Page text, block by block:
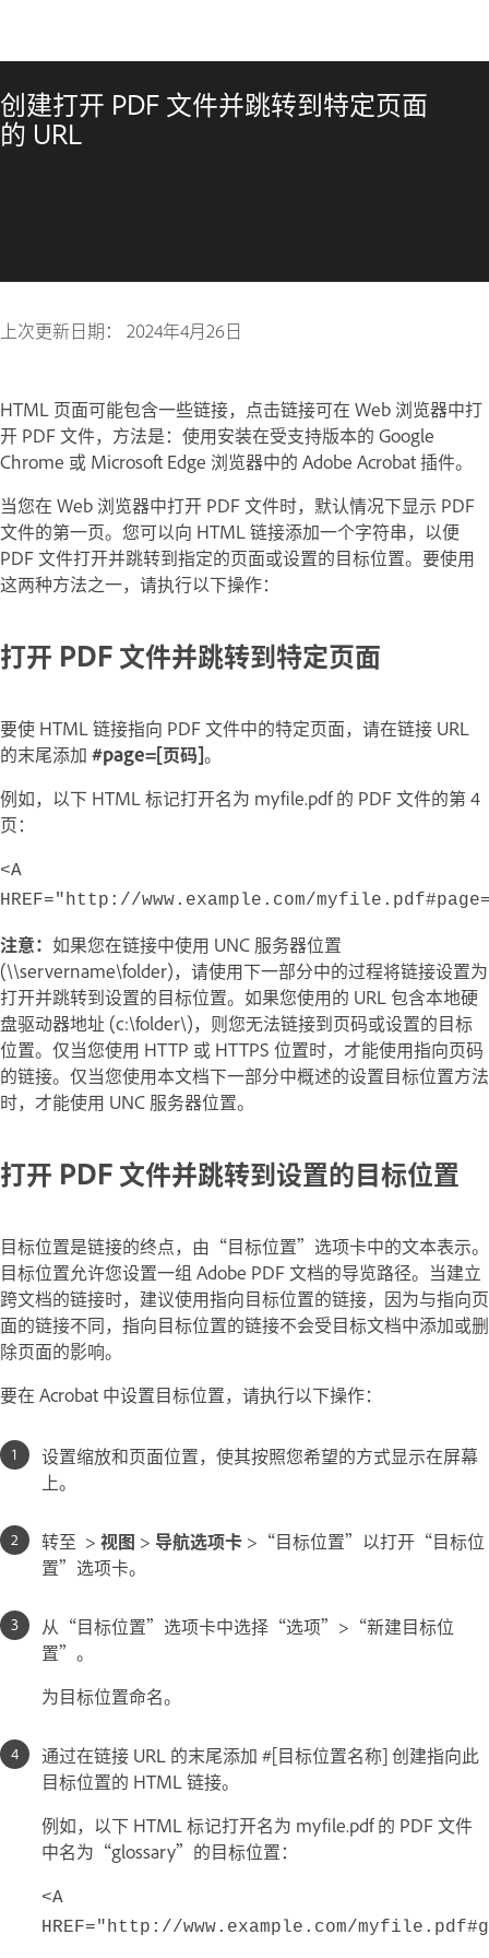
创建打开 PDF 文件并跳转到特定页面
的 URL
上次更新日期： 2024年4月26日
HTML 页面可能包含一些链接，点击链接可在 Web 浏览器中打
开 PDF 文件，方法是：使用安装在受支持版本的 Google
Chrome 或 Microsoft Edge 浏览器中的 Adobe Acrobat 插件。
当您在 Web 浏览器中打开 PDF 文件时，默认情况下显示 PDF
文件的第一页。您可以向 HTML 链接添加一个字符串，以便
PDF 文件打开并跳转到指定的页面或设置的目标位置。要使用
这两种方法之一，请执行以下操作：
打开 PDF 文件并跳转到特定页面
要使 HTML 链接指向 PDF 文件中的特定页面，请在链接 URL
的末尾添加 #page=[页码]。
例如，以下 HTML 标记打开名为 myfile.pdf 的 PDF 文件的第 4
页：
<A
HREF="http://www.example.com/
注意： 如果您在链接中使用 UNC 服务器位置
(\\servername\folder)，请使用下一部分中的过程将链接设置为
打开并跳转到设置的目标位置。如果您使用的 URL 包含本地硬
盘驱动器地址 (c:\folder\)，则您无法链接到页码或设置的目标
位置。仅当您使用 HTTP 或 HTTPS 位置时，才能使用指向页码
的链接。仅当您使用本文档下一部分中概述的设置目标位置方法
时，才能使用 UNC 服务器位置。
打开 PDF 文件并跳转到设置的目标位置
目标位置是链接的终点，由“目标位置”选项卡中的文本表示。
目标位置允许您设置一组 Adobe PDF 文档的导览路径。当建立
跨文档的链接时，建议使用指向目标位置的链接，因为与指向页
面的链接不同，指向目标位置的链接不会受目标文档中添加或删
除页面的影响。
要在 Acrobat 中设置目标位置，请执行以下操作：
设置缩放和页面位置，使其按照您希望的方式显示在屏幕
上。
转至 > 视图 > 导航选项卡 >“目标位置”以打开“目标位
置”选项卡。
从“目标位置”选项卡中选择“选项”>“新建目标位
置”。
为目标位置命名。
通过在链接 URL 的末尾添加 #[目标位置名称] 创建指向此
目标位置的 HTML 链接。
例如，以下 HTML 标记打开名为 myfile.pdf 的 PDF 文件
中名为“glossary”的目标位置：
<A
HREF="http://www.example.com/